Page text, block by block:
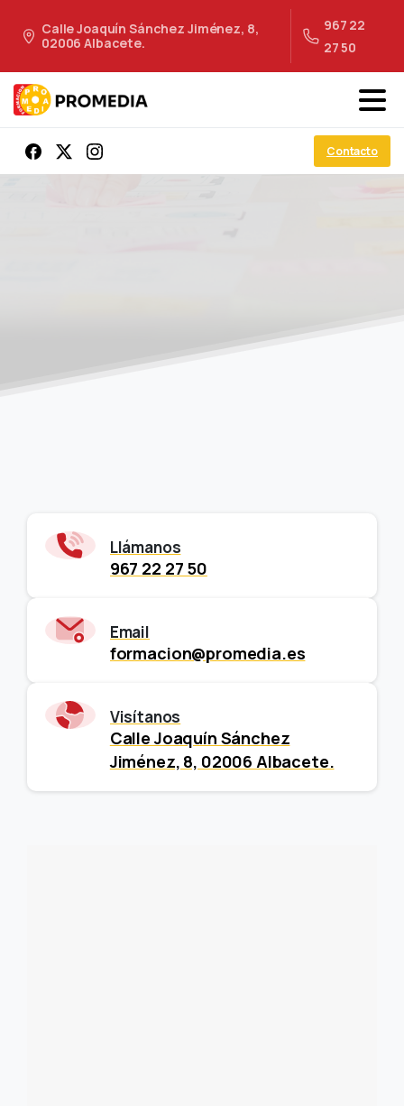
Calle Joaquín Sánchez Jiménez, 8,
02006 Albacete.
967 22
27 50
Contacto
Llámanos
967 22 27 50
Email
formacion@promedia.es
Visítanos
Calle Joaquín Sánchez
Jiménez, 8, 02006 Albacete.